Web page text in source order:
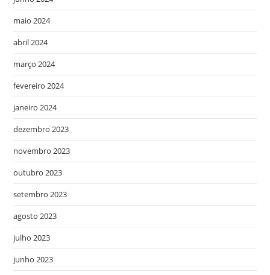
maio 2024
abril 2024
março 2024
fevereiro 2024
janeiro 2024
dezembro 2023
novembro 2023
outubro 2023
setembro 2023
agosto 2023
julho 2023
junho 2023